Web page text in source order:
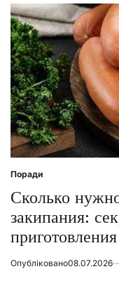
Posted
in
Поради
Сколько
закипания:
приготовления
Опубліковано08.07.2026